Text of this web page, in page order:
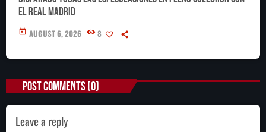
el Real Madrid
today AUGUST 6, 2026 8
POST COMMENTS (0)
Leave a reply